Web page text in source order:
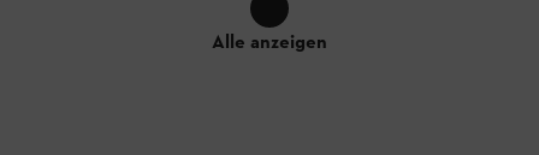
Alle anzeigen